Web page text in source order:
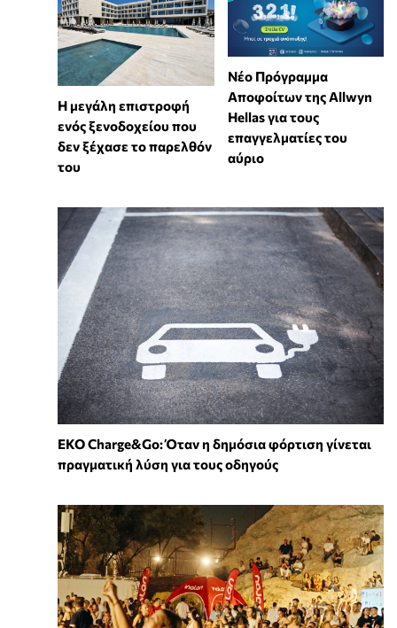
Η μεγάλη επιστροφή
ενός ξενοδοχείου που
δεν ξέχασε το παρελθόν
του
Νέο Πρόγραμμα
Αποφοίτων της Allwyn
Hellas για τους
επαγγελματίες του
αύριο
EKO Charge&Go: Όταν η δημόσια φόρτιση γίνεται
πραγματική λύση για τους οδηγούς